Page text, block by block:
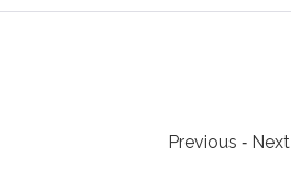
Previous - Next